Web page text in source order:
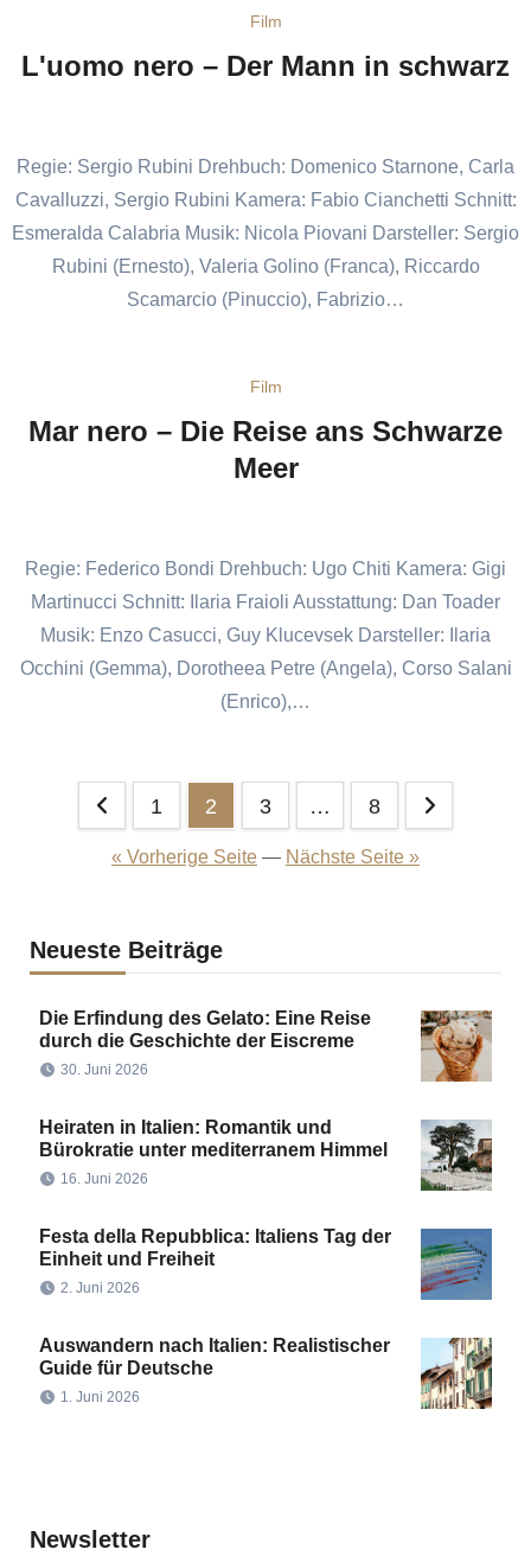
Film
L'uomo nero – Der Mann in schwarz
Regie: Sergio Rubini Drehbuch: Domenico Starnone, Carla
Cavalluzzi, Sergio Rubini Kamera: Fabio Cianchetti Schnitt:
Esmeralda Calabria Musik: Nicola Piovani Darsteller: Sergio
Rubini (Ernesto), Valeria Golino (Franca), Riccardo
Scamarcio (Pinuccio), Fabrizio…
Film
Mar nero – Die Reise ans Schwarze
Meer
Regie: Federico Bondi Drehbuch: Ugo Chiti Kamera: Gigi
Martinucci Schnitt: Ilaria Fraioli Ausstattung: Dan Toader
Musik: Enzo Casucci, Guy Klucevsek Darsteller: Ilaria
Occhini (Gemma), Dorotheea Petre (Angela), Corso Salani
(Enrico),…
Seitennummerierung
1 2 3 … 8
« Vorherige Seite — Nächste Seite »
Neueste Beiträge
Die Erfindung des Gelato: Eine Reise
durch die Geschichte der Eiscreme
30. Juni 2026
Heiraten in Italien: Romantik und
Bürokratie unter mediterranem Himmel
16. Juni 2026
Festa della Repubblica: Italiens Tag der
Einheit und Freiheit
2. Juni 2026
Auswandern nach Italien: Realistischer
Guide für Deutsche
1. Juni 2026
Newsletter